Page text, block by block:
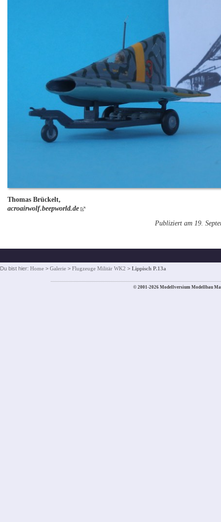
Thomas Brückelt,
acroairwolf.beepworld.de
Publiziert am 19.
Du bist hier: Home > Galerie > Flugzeuge Militär WK2 > Lippisch P.13a
© 2001-2026 Modellversium Modellbau